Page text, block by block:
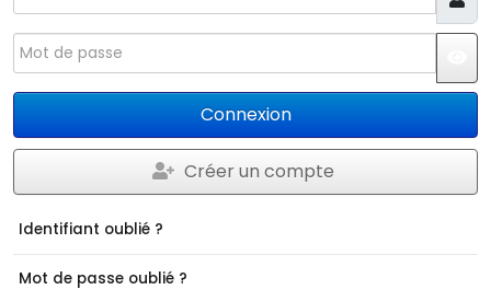
Mot de passe
Connexion
Créer un compte
Identifiant oublié ?
Mot de passe oublié ?